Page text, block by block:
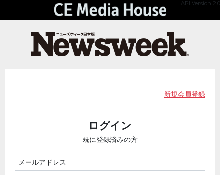
API Version 2.0
新規会員登録
ログイン
既に登録済みの方
メールアドレス